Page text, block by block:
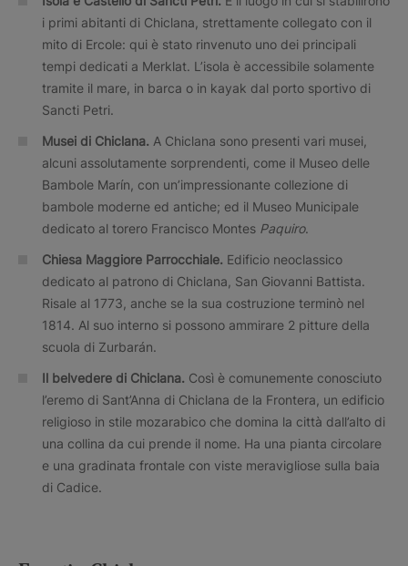
i primi abitanti di Chiclana, strettamente collegato con il
mito di Ercole: qui è stato rinvenuto uno dei principali
tempi dedicati a Merklat. L’isola è accessibile solamente
tramite il mare, in barca o in kayak dal porto sportivo di
Sancti Petri.
Musei di Chiclana. A Chiclana sono presenti vari musei,
alcuni assolutamente sorprendenti, come il Museo delle
Bambole Marín, con un’impressionante collezione di
bambole moderne ed antiche; ed il Museo Municipale
dedicato al torero Francisco Montes Paquiro.
Chiesa Maggiore Parrocchiale. Edificio neoclassico
dedicato al patrono di Chiclana, San Giovanni Battista.
Risale al 1773, anche se la sua costruzione terminò nel
1814. Al suo interno si possono ammirare 2 pitture della
scuola di Zurbarán.
Il belvedere di Chiclana. Così è comunemente conosciuto
l’eremo di Sant’Anna di Chiclana de la Frontera, un edificio
religioso in stile mozarabico che domina la città dall’alto di
una collina da cui prende il nome. Ha una pianta circolare
e una gradinata frontale con viste meravigliose sulla baia
di Cadice.